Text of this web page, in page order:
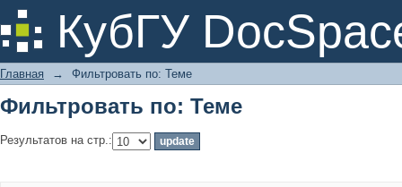
КубГУ
Фильтровать по: Теме
Главная → Фильтровать по: Теме
Фильтровать по: Теме
Результатов на стр.: